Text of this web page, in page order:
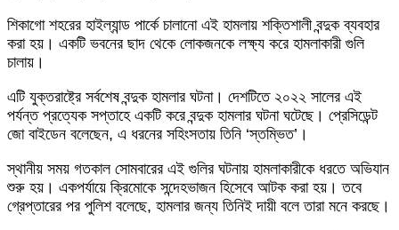
শিকাগো শহরের হাইল্যান্ড পার্কে চালানো এই হামলায় শক্তিশালী বন্দুক ব্যবহার
করা হয়। একটি ভবনের ছাদ থেকে লোকজনকে লক্ষ্য করে হামলাকারী গুলি
চালায়।
এটি যুক্তরাষ্ট্রে সর্বশেষ বন্দুক হামলার ঘটনা। দেশটিতে ২০২২ সালের এই
পর্যন্ত প্রত্যেক সপ্তাহে একটি করে বন্দুক হামলার ঘটনা ঘটেছে। প্রেসিডেন্ট
জো বাইডেন বলেছেন, এ ধরনের সহিংসতায় তিনি ‘স্তম্ভিত’।
স্থানীয় সময় গতকাল সোমবারের এই গুলির ঘটনায় হামলাকারীকে ধরতে অভিযান
শুরু হয়। একপর্যায়ে ক্রিমোকে সন্দেহভাজন হিসেবে আটক করা হয়। তবে
গ্রেপ্তারের পর পুলিশ বলেছে, হামলার জন্য তিনিই দায়ী বলে তারা মনে করছে।